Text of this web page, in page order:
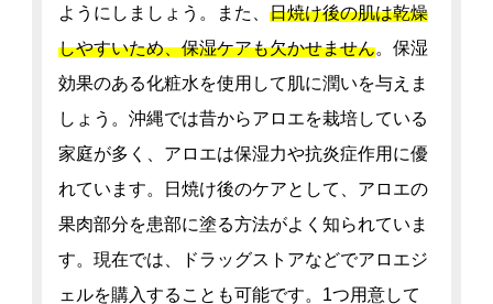
ようにしましょう。また、 日焼け後の肌は乾燥
しやすいため、保湿ケアも欠かせません。保湿
効果のある化粧水を使用して肌に潤いを与えま
しょう。沖縄では昔からアロエを栽培している
家庭が多く、アロエは保湿力や抗炎症作用に優
れています。日焼け後のケアとして、アロエの
果肉部分を患部に塗る方法がよく知られていま
す。現在では、ドラッグストアなどでアロエジ
ェルを購入することも可能です。1つ用意して